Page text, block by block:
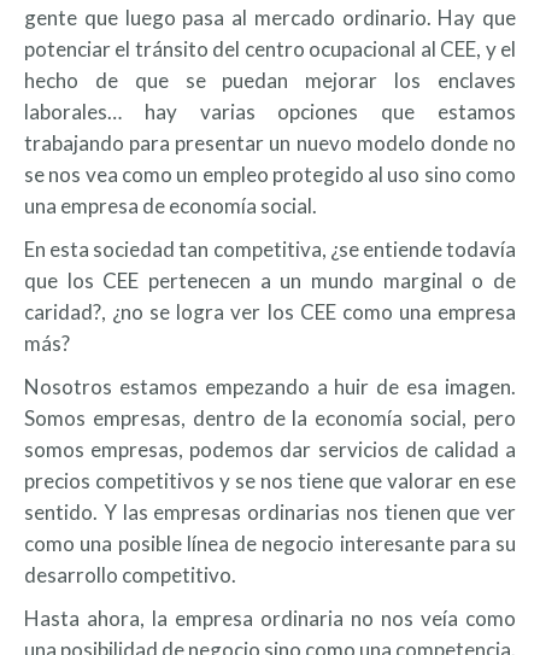
gente que luego pasa al mercado ordinario. Hay que
potenciar el tránsito del centro ocupacional al CEE, y el
hecho de que se puedan mejorar los enclaves
laborales… hay varias opciones que estamos
trabajando para presentar un nuevo modelo donde no
se nos vea como un empleo protegido al uso sino como
una empresa de economía social.
En esta sociedad tan competitiva, ¿se entiende todavía
que los CEE pertenecen a un mundo marginal o de
caridad?, ¿no se logra ver los CEE como una empresa
más?
Nosotros estamos empezando a huir de esa imagen.
Somos empresas, dentro de la economía social, pero
somos empresas, podemos dar servicios de calidad a
precios competitivos y se nos tiene que valorar en ese
sentido. Y las empresas ordinarias nos tienen que ver
como una posible línea de negocio interesante para su
desarrollo competitivo.
Hasta ahora, la empresa ordinaria no nos veía como
una posibilidad de negocio sino como una competencia.